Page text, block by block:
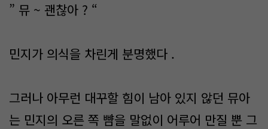
” 뮤 ~ 괜찮아 ? “
민지가 의식을 차린게 분명했다 .
그러나 아무런 대꾸할 힘이 남아 있지 않던 뮤아
는 민지의 오른 쪽 뺨을 말없이 어루어 만질 뿐 그